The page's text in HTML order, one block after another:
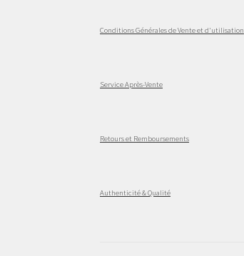
Conditions Générales de Vente et d'utilisation
Service Après-Vente
Retours et Remboursements
Authenticité & Qualité